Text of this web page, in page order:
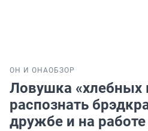
ОН И ОНАОБЗОР
Ловушка «хлебных
распознать
дружбе и на работе